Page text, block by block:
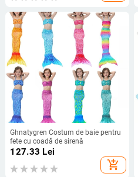
Ghnatygren Costum de baie pentru
fete cu coadă de sirenă
127.33 Lei
add_shopping_cart